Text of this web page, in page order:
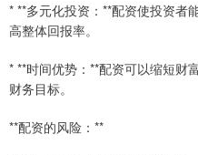
* **多元化投资：**配资使投资者
高整体回报率。
* **时间优势：**配资可以缩短财
财务目标。
**配资的风险：**